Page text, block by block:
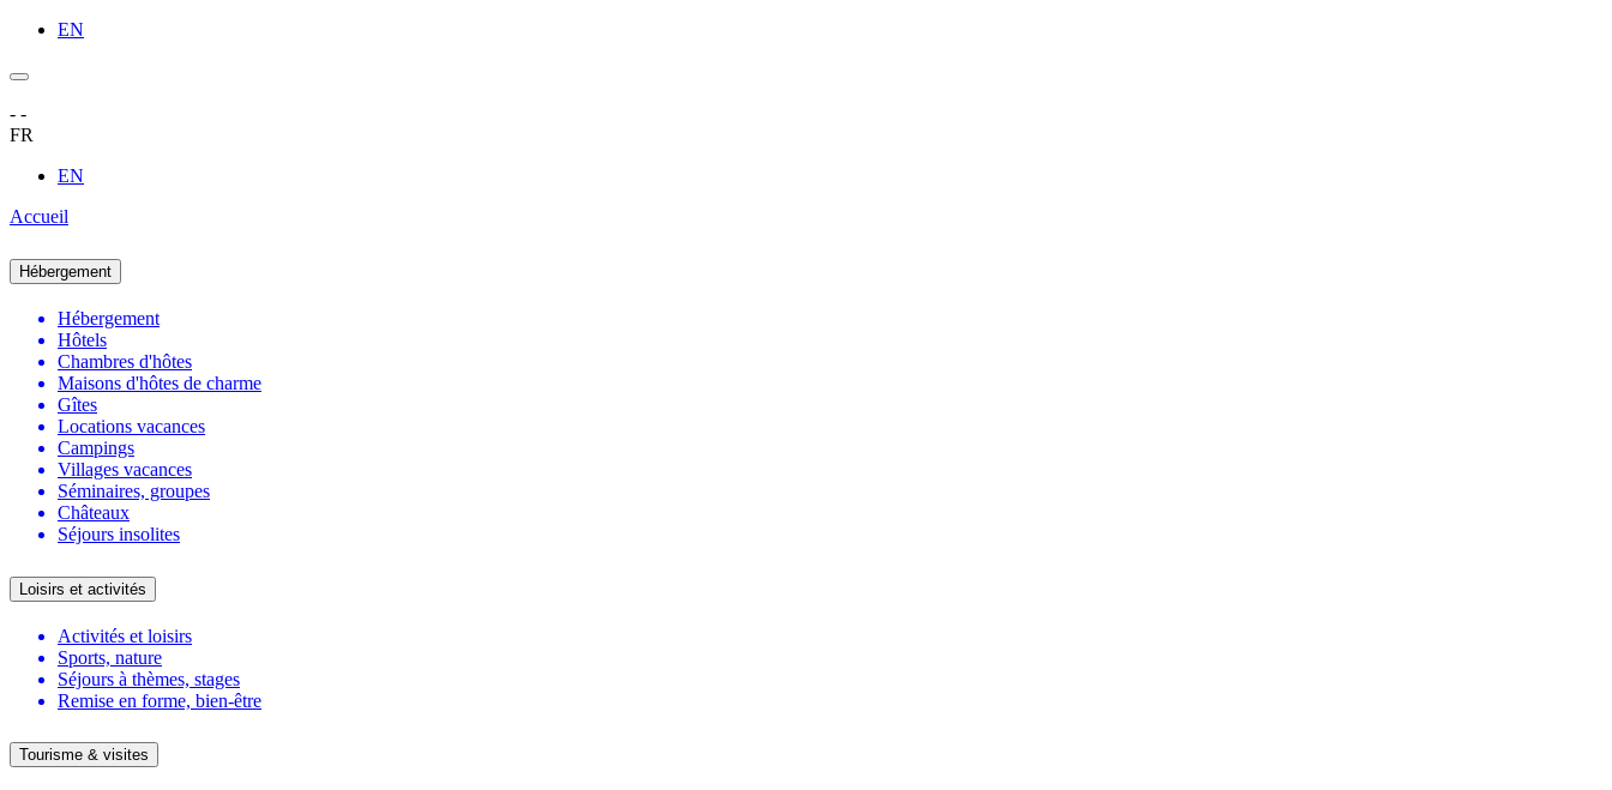
EN
- -
FR
EN
Accueil
Hébergement
Hébergement
Hôtels
Chambres d'hôtes
Maisons d'hôtes de charme
Gîtes
Locations vacances
Campings
Villages vacances
Séminaires, groupes
Châteaux
Séjours insolites
Loisirs et activités
Activités et loisirs
Sports, nature
Séjours à thèmes, stages
Remise en forme, bien-être
Tourisme & visites